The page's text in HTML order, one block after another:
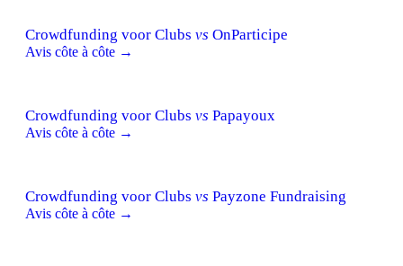
Crowdfunding voor Clubs vs OnParticipe
Avis côte à côte →
Crowdfunding voor Clubs vs Papayoux
Avis côte à côte →
Crowdfunding voor Clubs vs Payzone Fundraising
Avis côte à côte →